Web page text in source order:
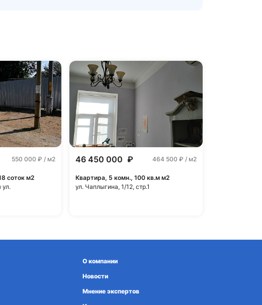
550 000 ₽ / м2
соток м2
ул.
46 450 000 ₽ 464 500 ₽ / м2
Квартира, 5 комн., 100 кв.м м2
ул. Чаплыгина, 1/12, стр.1
О компании
Новости
Мнение экспертов